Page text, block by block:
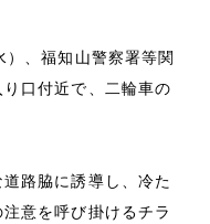
、福知山警察署等関
口付近で、二輪車の
路脇に誘導し、冷た
意を呼び掛けるチラ